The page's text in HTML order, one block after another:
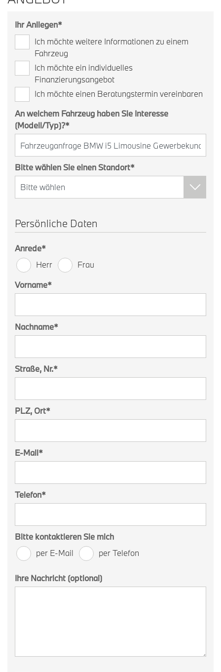
Ihr Anliegen*
Ich möchte weitere Informationen zu einem
Fahrzeug
Ich möchte ein individuelles
Finanzierungsangebot
Ich möchte einen Beratungstermin vereinbaren
An welchem Fahrzeug haben Sie Interesse
(Modell/Typ)?*
Bitte wählen Sie einen Standort*
Persönliche Daten
Anrede*
Herr
Frau
Vorname*
Nachname*
Straße, Nr.*
PLZ, Ort*
E-Mail*
Telefon*
Bitte kontaktieren Sie mich
per E-Mail
per Telefon
Ihre Nachricht (optional)